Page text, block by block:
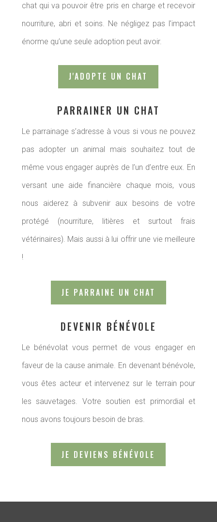
chat qui va pouvoir être pris en charge et recevoir
nourriture, abri et soins. Ne négligez pas l’impact
énorme qu’une seule adoption peut avoir.
J'ADOPTE UN CHAT
PARRAINER UN CHAT
Le parrainage s’adresse à vous si vous ne pouvez
pas adopter un animal mais souhaitez tout de
même vous engager auprès de l’un d’entre eux. En
versant une aide financière chaque mois, vous
nous aiderez à subvenir aux besoins de votre
protégé (nourriture, litières et surtout frais
vétérinaires). Mais aussi à lui offrir une vie meilleure
!
JE PARRAINE UN CHAT
DEVENIR BÉNÉVOLE
Le bénévolat vous permet de vous engager en
faveur de la cause animale. En devenant bénévole,
vous êtes acteur et intervenez sur le terrain pour
les sauvetages. Votre soutien est primordial et
nous avons toujours besoin de bras.
JE DEVIENS BÉNÉVOLE